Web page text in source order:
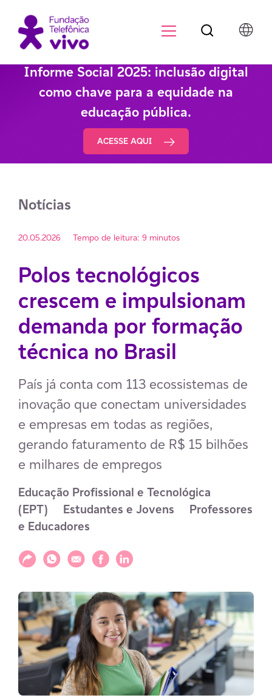
Informe Social 2025: inclusão digital
como chave para a equidade na
educação pública.
ACESSE AQUI
Notícias
20.05.2026 Tempo de leitura: 9 minutos
Polos tecnológicos
crescem e impulsionam
demanda por formação
técnica no Brasil
País já conta com 113 ecossistemas de
inovação que conectam universidades
e empresas em todas as regiões,
gerando faturamento de R$ 15 bilhões
e milhares de empregos
Educação Profissional e Tecnológica
(EPT)
Estudantes e Jovens
Professores
e Educadores
Compartilhar
Compartilhar via WhatsApp
Compartilhar via E-mail
Compartilhar via Facebook
Compartilhar via LinkedIn
Botão de